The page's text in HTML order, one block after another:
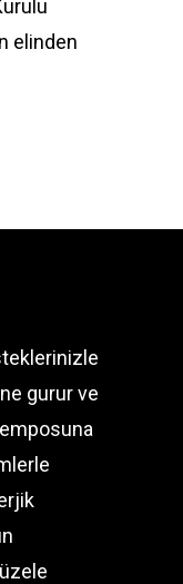
elinden
gurur ve